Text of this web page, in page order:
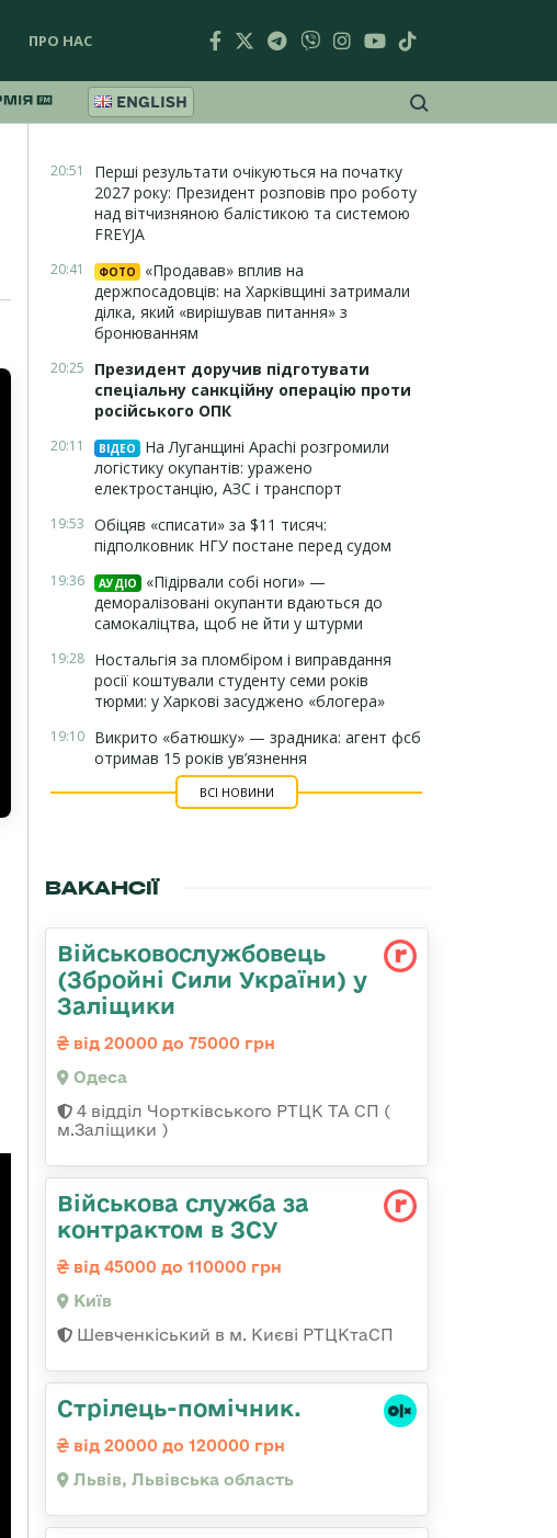
ПРО НАС
ENGLISH
20:51
Перші результати очікуються на початку
2027 року: Президент розповів про роботу
над вітчизняною балістикою та системою
FREYJA
20:41 ФОТО
«Продавав» вплив на
держпосадовців: на Харківщині затримали
ділка, який «вирішував питання» з
бронюванням
20:25
Президент доручив підготувати
спеціальну санкційну операцію проти
російського ОПК
20:11 ВІДЕО
На Луганщині Apachi розгромили
логістику окупантів: уражено
електростанцію, АЗС і транспорт
19:53 Обіцяв «списати» за $11 тисяч:
підполковник НГУ постане перед судом
19:36 АУДІО
«Підірвали собі ноги» —
деморалізовані окупанти вдаються до
самокаліцтва, щоб не йти у штурми
19:28 Ностальгія за пломбіром і виправдання
росії коштували студенту семи років
тюрми: у Харкові засуджено «блогера»
19:10 Викрито «батюшку» — зрадника: агент фсб
отримав 15 років ув’язнення
ВСІ НОВИНИ
ВАКАНСІЇ
Військовослужбовець
(Збройні Сили України) у
Заліщики
від 20000 до 75000 грн
Одеса
4 відділ Чортківського РТЦК ТА СП (
м.Заліщики )
Військова служба за
контрактом в ЗСУ
від 45000 до 110000 грн
Київ
Шевченкіський в м. Києві РТЦКтаСП
Стрілець-помічник.
від 20000 до 120000 грн
Львів, Львівська область